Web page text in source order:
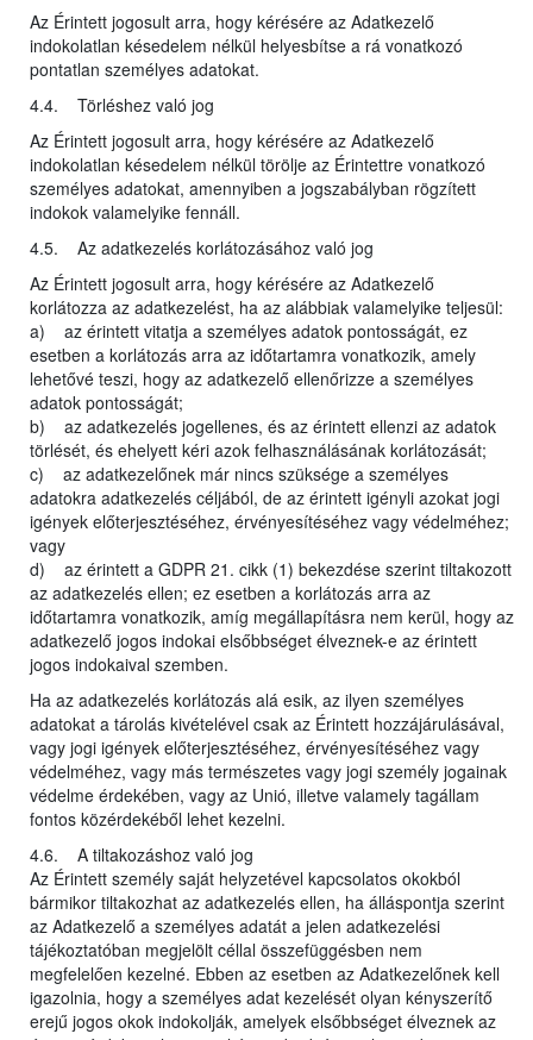
Az Érintett jogosult arra, hogy kérésére az Adatkezelő
indokolatlan késedelem nélkül helyesbítse a rá vonatkozó
pontatlan személyes adatokat.
4.4. Törléshez való jog
Az Érintett jogosult arra, hogy kérésére az Adatkezelő
indokolatlan késedelem nélkül törölje az Érintettre vonatkozó
személyes adatokat, amennyiben a jogszabályban rögzített
indokok valamelyike fennáll.
4.5. Az adatkezelés korlátozásához való jog
Az Érintett jogosult arra, hogy kérésére az Adatkezelő
korlátozza az adatkezelést, ha az alábbiak valamelyike teljesül:
a) az érintett vitatja a személyes adatok pontosságát, ez
esetben a korlátozás arra az időtartamra vonatkozik, amely
lehetővé teszi, hogy az adatkezelő ellenőrizze a személyes
adatok pontosságát;
b) az adatkezelés jogellenes, és az érintett ellenzi az adatok
törlését, és ehelyett kéri azok felhasználásának korlátozását;
c) az adatkezelőnek már nincs szüksége a személyes
adatokra adatkezelés céljából, de az érintett igényli azokat jogi
igények előterjesztéséhez, érvényesítéséhez vagy védelméhez;
vagy
d) az érintett a GDPR 21. cikk (1) bekezdése szerint tiltakozott
az adatkezelés ellen; ez esetben a korlátozás arra az
időtartamra vonatkozik, amíg megállapításra nem kerül, hogy az
adatkezelő jogos indokai elsőbbséget élveznek-e az érintett
jogos indokaival szemben.
Ha az adatkezelés korlátozás alá esik, az ilyen személyes
adatokat a tárolás kivételével csak az Érintett hozzájárulásával,
vagy jogi igények előterjesztéséhez, érvényesítéséhez vagy
védelméhez, vagy más természetes vagy jogi személy jogainak
védelme érdekében, vagy az Unió, illetve valamely tagállam
fontos közérdekéből lehet kezelni.
4.6. A tiltakozáshoz való jog
Az Érintett személy saját helyzetével kapcsolatos okokból
bármikor tiltakozhat az adatkezelés ellen, ha álláspontja szerint
az Adatkezelő a személyes adatát a jelen adatkezelési
tájékoztatóban megjelölt céllal összefüggésben nem
megfelelően kezelné. Ebben az esetben az Adatkezelőnek kell
igazolnia, hogy a személyes adat kezelését olyan kényszerítő
erejű jogos okok indokolják, amelyek elsőbbséget élveznek az